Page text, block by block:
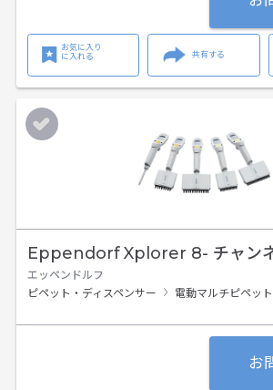
お気に入り
に入れる
共有する
Eppendorf Xplorer 8- チャン
エッペンドルフ
ピペット・ディスペンサー
電動マルチピペット
お